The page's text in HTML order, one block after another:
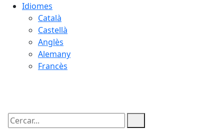
Idiomes
Català
Castellà
Anglès
Alemany
Francès
Cercar: